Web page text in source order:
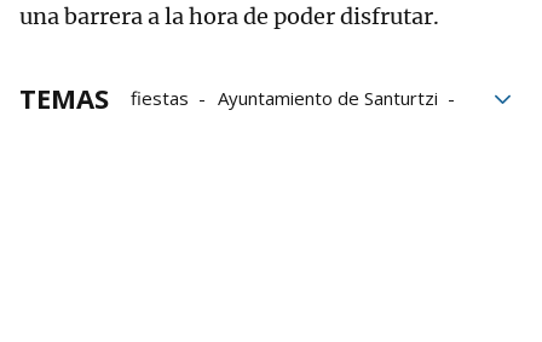
una barrera a la hora de poder disfrutar.
TEMAS fiestas
Ayuntamiento de Santurtzi